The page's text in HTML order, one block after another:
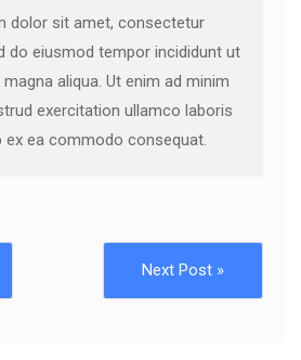
dolor sit amet, consectetur
do eiusmod tempor incididunt ut
aliqua. Ut enim ad minim
exercitation ullamco laboris
ex ea commodo consequat.
Next Post »